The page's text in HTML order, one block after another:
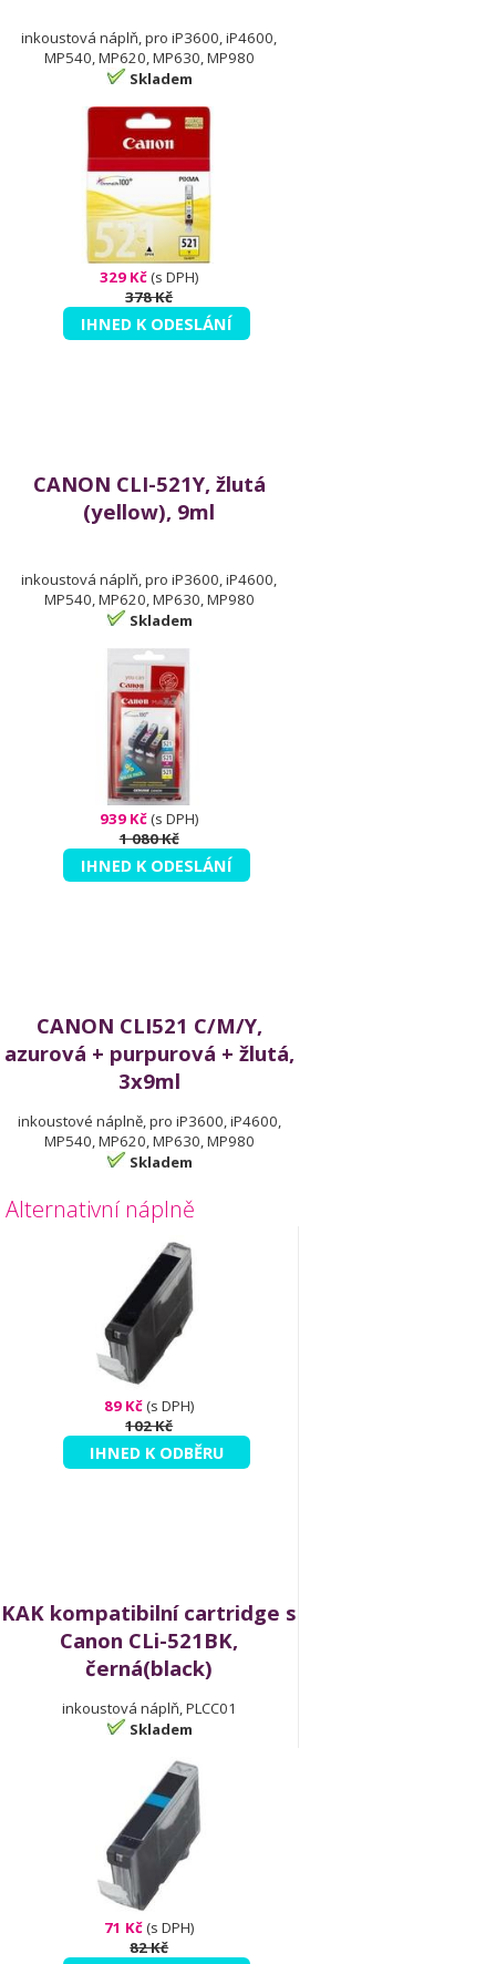
inkoustová náplň, pro iP3600, iP4600,
MP540, MP620, MP630, MP980
Skladem
329 Kč(s DPH)
378 Kč
IHNED K ODESLÁNÍ
CANON CLI-521Y, žlutá
(yellow), 9ml
inkoustová náplň, pro iP3600, iP4600,
MP540, MP620, MP630, MP980
Skladem
939 Kč(s DPH)
1 080 Kč
IHNED K ODESLÁNÍ
CANON CLI521 C/M/Y,
azurová + purpurová + žlutá,
3x9ml
inkoustové náplně, pro iP3600, iP4600,
MP540, MP620, MP630, MP980
Skladem
Alternativní náplně
89 Kč(s DPH)
102 Kč
IHNED K ODBĚRU
KAK kompatibilní cartridge s
Canon CLi-521BK,
černá(black)
inkoustová náplň, PLCC01
Skladem
71 Kč(s DPH)
82 Kč